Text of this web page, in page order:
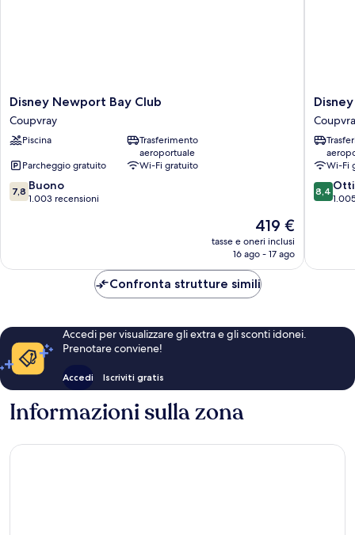
Disney
Newport
Bay
Club
Disney Newport Bay Club
Coupvray
Piscina
Trasferimento
aeroportuale
Parcheggio gratuito
Wi-Fi gratuito
7.8
su
7,8 Buono
1.003 recensioni
Il
prezzo
attuale
419 €
419 €
tasse e oneri inclusi
16 ago - 17 ago
Disney
Hotel
Wi-Fi
8.4
su
8,4
Confronta strutture simili
Accedi per visualizzare gli extra e gli sconti idonei.
Prenotare conviene!
Accedi Iscriviti gratis
Informazioni sulla zona